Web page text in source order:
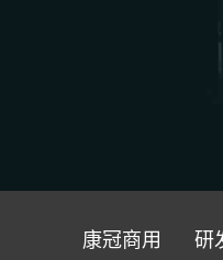
康冠商用 研